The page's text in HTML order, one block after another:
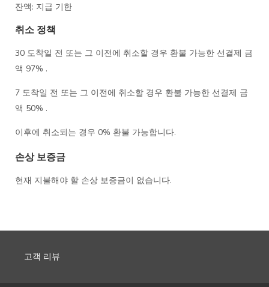
잔액: 지급 기한
취소 정책
30 도착일 전 또는 그 이전에 취소할 경우 환불 가능한 선결제 금
액 97% .
7 도착일 전 또는 그 이전에 취소할 경우 환불 가능한 선결제 금
액 50% .
이후에 취소되는 경우 0% 환불 가능합니다.
손상 보증금
현재 지불해야 할 손상 보증금이 없습니다.
고객 리뷰